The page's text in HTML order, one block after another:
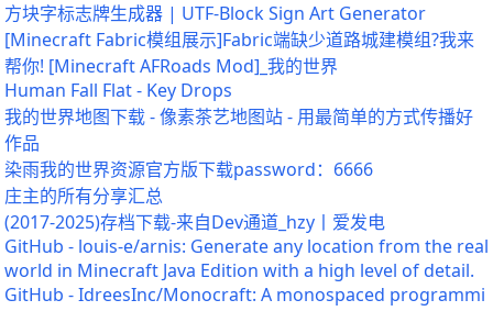
方块字标志牌生成器 | UTF-Block Sign Art Generator
[Minecraft Fabric模组展示]Fabric端缺少道路城建模组?我来
帮你! [Minecraft AFRoads Mod]_我的世界
Human Fall Flat - Key Drops
我的世界地图下载 - 像素茶艺地图站 - 用最简单的方式传播好
作品
染雨我的世界资源官方版下载password：6666
庄主的所有分享汇总
(2017-2025)存档下载-来自Dev通道_hzy丨爱发电
GitHub - louis-e/arnis: Generate any location from the real
world in Minecraft Java Edition with a high level of detail.
GitHub - IdreesInc/Monocraft: A monospaced programmi